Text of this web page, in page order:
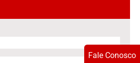
Fale Conosco